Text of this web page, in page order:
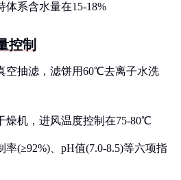
体系含水量在15-18%
控制
空抽滤，滤饼用60℃去离子水洗
燥机，进风温度控制在75-80℃
(≥92%)、pH值(7.0-8.5)等六项指